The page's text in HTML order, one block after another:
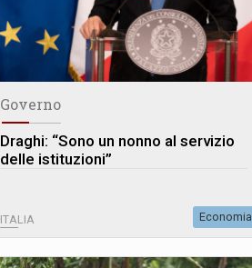
Governo
Draghi: “Sono un nonno al servizio
delle istituzioni”
ITALIA Economia